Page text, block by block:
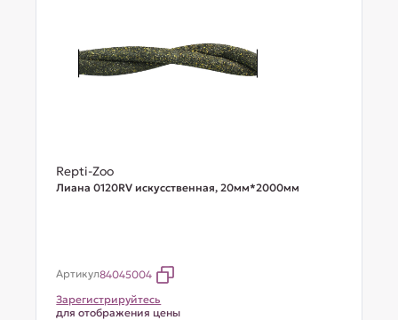
Repti-Zoo
Лиана 0120RV искусственная, 20мм*2000мм
Артикул84045004
Зарегистрируйтесь
для отображения цены